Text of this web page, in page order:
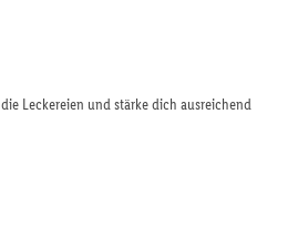
Leckereien und stärke dich ausreichend